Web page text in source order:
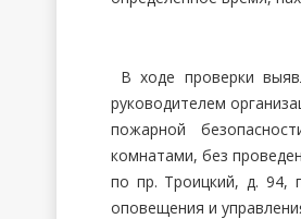
В ходе проверки
руководителем
пожарной
комнатами, без
по пр. Троицкий, д. 94,
оповещения и